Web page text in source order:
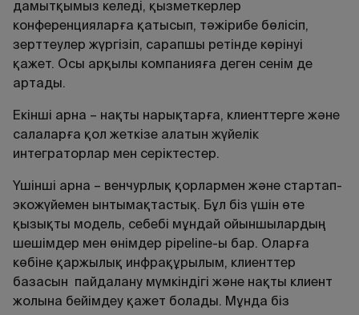
дамытқымыз келеді, қызметкерлер
конференцияларға қатысып, тәжірибе бөлісіп,
зерттеулер жүргізіп, сарапшы ретінде көрінуі
қажет. Осы арқылы компанияға деген сенім де
артады.
Екінші арна – нақты нарықтарға, клиенттерге және
салаларға қол жеткізе алатын жүйелік
интеграторлар мен серіктестер.
Үшінші арна – венчурлық қорлармен және стартап-
экожүйемен ынтымақтастық. Бұл біз үшін өте
қызықты модель, себебі мұндай ойыншылардың
шешімдер мен өнімдер pipeline-ы бар. Оларға
көбіне қаржылық инфрақұрылым, клиенттер
базасын пайдалану мүмкіндігі және нақты клиент
жолына бейімдеу қажет болады. Мұнда біз